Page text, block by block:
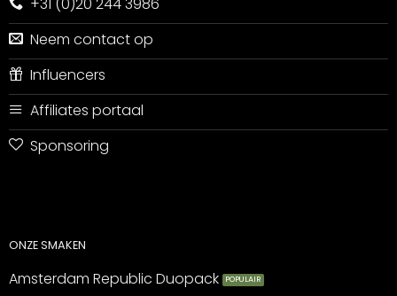
+31 (0)20 244 3986
Neem contact op
Influencers
Affiliates portaal
Sponsoring
ONZE SMAKEN
Amsterdam Republic Duopack